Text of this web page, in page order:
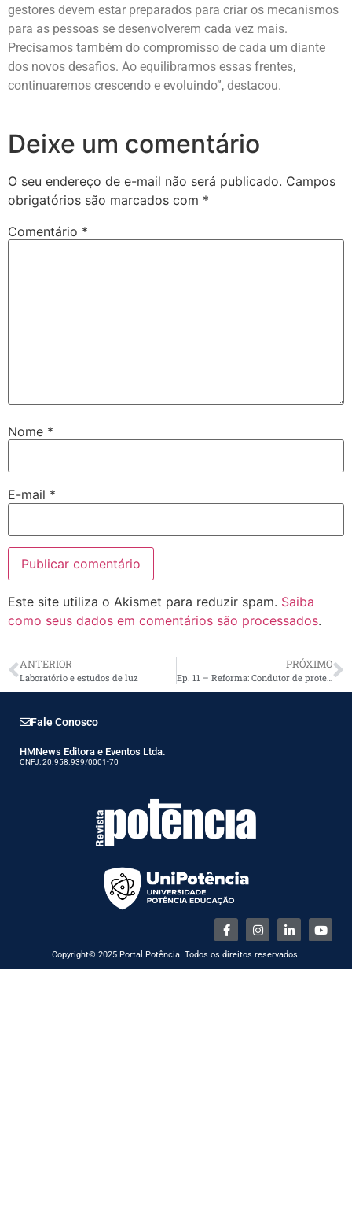
gestores devem estar preparados para criar os mecanismos
para as pessoas se desenvolverem cada vez mais.
Precisamos também do compromisso de cada um diante
dos novos desafios. Ao equilibrarmos essas frentes,
continuaremos crescendo e evoluindo”, destacou.
Deixe um comentário
O seu endereço de e-mail não será publicado. Campos
obrigatórios são marcados com *
Comentário *
Nome *
E-mail *
Este site utiliza o Akismet para reduzir spam. Saiba
como seus dados em comentários são processados.
ANTERIOR
Laboratório e estudos de luz
PRÓXIMO
Ep. 11 – Reforma: Condutor de proteção – Reforma de uma Instalação Elétrica – Documentário
Fale Conosco
HMNews Editora e Eventos Ltda.
CNPJ: 20.958.939/0001-70
Copyright© 2025 Portal Potência. Todos os direitos reservados.